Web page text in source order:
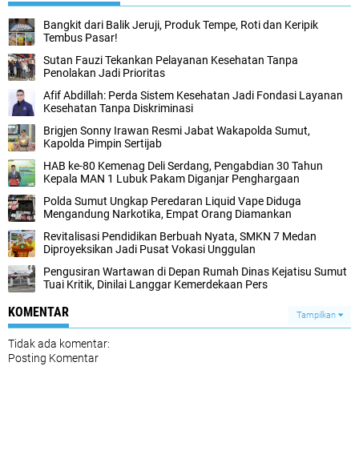
Bangkit dari Balik Jeruji, Produk Tempe, Roti dan Keripik
Tembus Pasar!
Sutan Fauzi Tekankan Pelayanan Kesehatan Tanpa
Penolakan Jadi Prioritas
Afif Abdillah: Perda Sistem Kesehatan Jadi Fondasi Layanan
Kesehatan Tanpa Diskriminasi
Brigjen Sonny Irawan Resmi Jabat Wakapolda Sumut,
Kapolda Pimpin Sertijab
HAB ke-80 Kemenag Deli Serdang, Pengabdian 30 Tahun
Kepala MAN 1 Lubuk Pakam Diganjar Penghargaan
Polda Sumut Ungkap Peredaran Liquid Vape Diduga
Mengandung Narkotika, Empat Orang Diamankan
Revitalisasi Pendidikan Berbuah Nyata, SMKN 7 Medan
Diproyeksikan Jadi Pusat Vokasi Unggulan
Pengusiran Wartawan di Depan Rumah Dinas Kejatisu Sumut
Tuai Kritik, Dinilai Langgar Kemerdekaan Pers
KOMENTAR Tampilkan
Tidak ada komentar:
Posting Komentar